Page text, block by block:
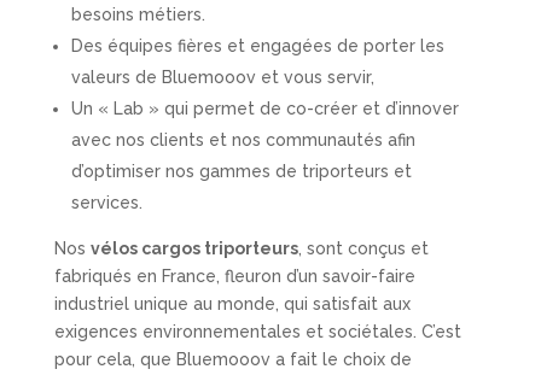
besoins métiers.
Des équipes fières et engagées de porter les
valeurs de Bluemooov et vous servir,
Un « Lab » qui permet de co-créer et d’innover
avec nos clients et nos communautés afin
d’optimiser nos gammes de triporteurs et
services.
Nos vélos cargos triporteurs, sont conçus et
fabriqués en France, fleuron d’un savoir-faire
industriel unique au monde, qui satisfait aux
exigences environnementales et sociétales. C’est
pour cela, que Bluemooov a fait le choix de